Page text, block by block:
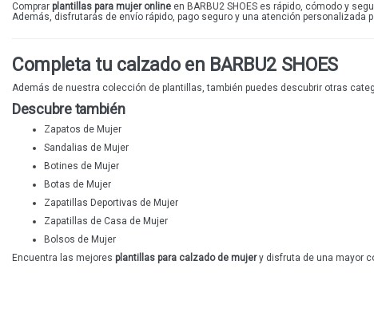
Comprar plantillas para mujer online en BARBU2 SHOES es rápido, cómodo y
Además, disfrutarás de envío rápido, pago seguro y una atención
Completa tu calzado en BARBU2 SHOES
Además de nuestra colección de plantillas, también puedes descubrir otras
Descubre también
Zapatos de Mujer
Sandalias de Mujer
Botines de Mujer
Botas de Mujer
Zapatillas Deportivas de Mujer
Zapatillas de Casa de Mujer
Bolsos de Mujer
Encuentra las mejores plantillas para calzado de mujer y disfruta de una mayor